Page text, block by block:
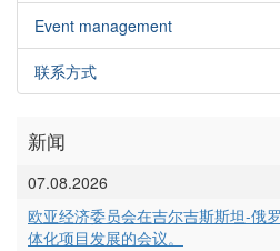
Event management
联系方式
新闻
07.08.2026
欧亚经济委员会在吉尔吉斯斯坦-俄
体化项目发展的会议。